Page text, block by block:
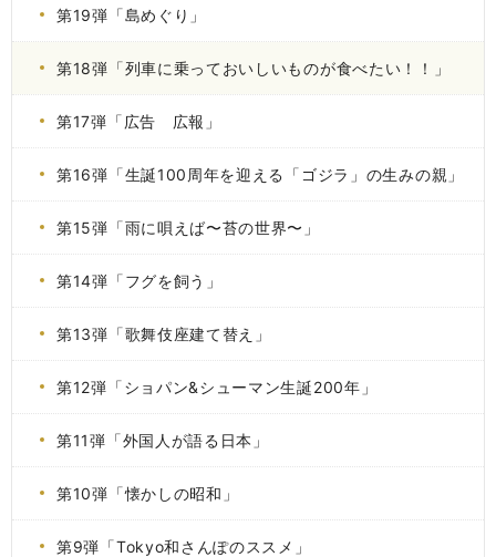
第19弾「島めぐり」
第18弾「列車に乗っておいしいものが食べたい！！」
第17弾「広告 広報」
第16弾「生誕100周年を迎える「ゴジラ」の生みの親」
第15弾「雨に唄えば〜苔の世界〜」
第14弾「フグを飼う」
第13弾「歌舞伎座建て替え」
第12弾「ショパン&シューマン生誕200年」
第11弾「外国人が語る日本」
第10弾「懐かしの昭和」
第9弾「Tokyo和さんぽのススメ」